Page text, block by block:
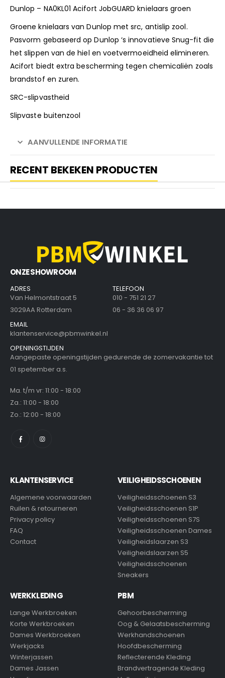
Dunlop – NA0KL01 Acifort JobGUARD knielaars groen
Groene knielaars van Dunlop met src, antislip zool.
Pasvorm gebaseerd op Dunlop ‘s innovatieve Snug-fit die
het slippen van de hiel en voetvermoeidheid elimineren.
Acifort biedt extra bescherming tegen chemicaliën zoals
brandstof en zuren.
SRC-slipvastheid
Slipvaste buitenzool
AANVULLENDE INFORMATIE
RECENT BEKEKEN PRODUCTEN
ONZE SHOWROOM
ADRES
Van Helmontstraat 5
3029AA Rotterdam
TELEFOON
010 - 751 21 27
06 - 36 36 06 97
EMAIL
klantenservice@pbmwinkel.nl
OPENINGSTIJDEN
Aangepaste openingstijden gedurende de zomervakantie tot
01 spetember a.s.
Ma. t/m vr: 11:00 - 18:00
Za.: 11:00 - 18:00
Zo.: 12:00 - 18:00
KLANTENSERVICE
Algemene voorwaarden
Ruilen & retourneren
Privacy policy
FAQ
Contact
VEILIGHEIDSSCHOENEN
Veiligheidsschoenen S3
Veiligheidsschoenen S1P
Veiligheidsschoenen S7S
Veiligheidsschoenen Dames
Veiligheidslaarzen S3
Veiligheidslaarzen S5
Veiligheidsschoenen
Sneakers
WERKKLEDING
Lange Werkbroeken
Korte Werkbroeken
Dames Werkbroeken
Werkjacks
Winterjassen
Dames Jassen
PBM
Gehoorbescherming
Oog & Gelaatsbescherming
Werkhandschoenen
Hoofdbescherming
Reflecterende Kleding
Brandvertragende Kleding